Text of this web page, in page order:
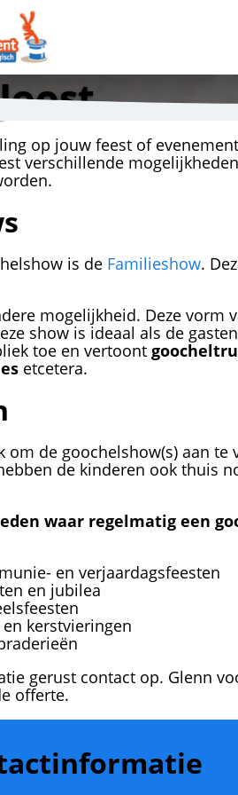
op jouw feest of
verschillende
is de Familieshow.
mogelijkheid. Deze vorm
show is ideaal als de
toe en vertoont
etcetera.
om de goochelshow(s) aan te
de kinderen ook thuis
waar regelmatig een
en verjaardagsfeesten
en jubilea
kerstvieringen
gerust contact op. Glenn
offerte.